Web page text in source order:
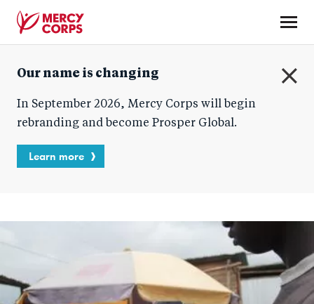
content
Corps
Our name is changing
In September 2026, Mercy Corps will begin
rebranding and become Prosper Global.
Learn more